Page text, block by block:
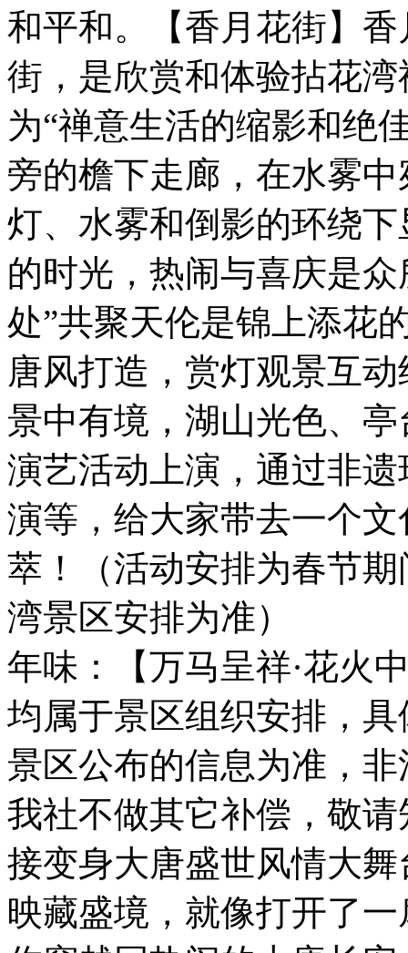
和平和。【香月花街】
街，是欣赏和体验拈花
为“禅意生活的缩影和绝
旁的檐下走廊，在水雾
灯、水雾和倒影的环绕
的时光，热闹与喜庆是
处”共聚天伦是锦上添花
唐风打造，赏灯观景互
景中有境，湖山光色、
演艺活动上演，通过非
演等，给大家带去一个
萃！（活动安排为春节
湾景区安排为准）
年味：【万马呈祥·花火
均属于景区组织安排，
景区公布的信息为准，
我社不做其它补偿，敬
接变身大唐盛世风情大
映藏盛境，就像打开了